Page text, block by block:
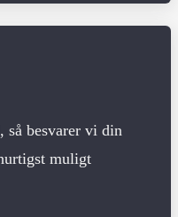
så besvarer vi din
muligt